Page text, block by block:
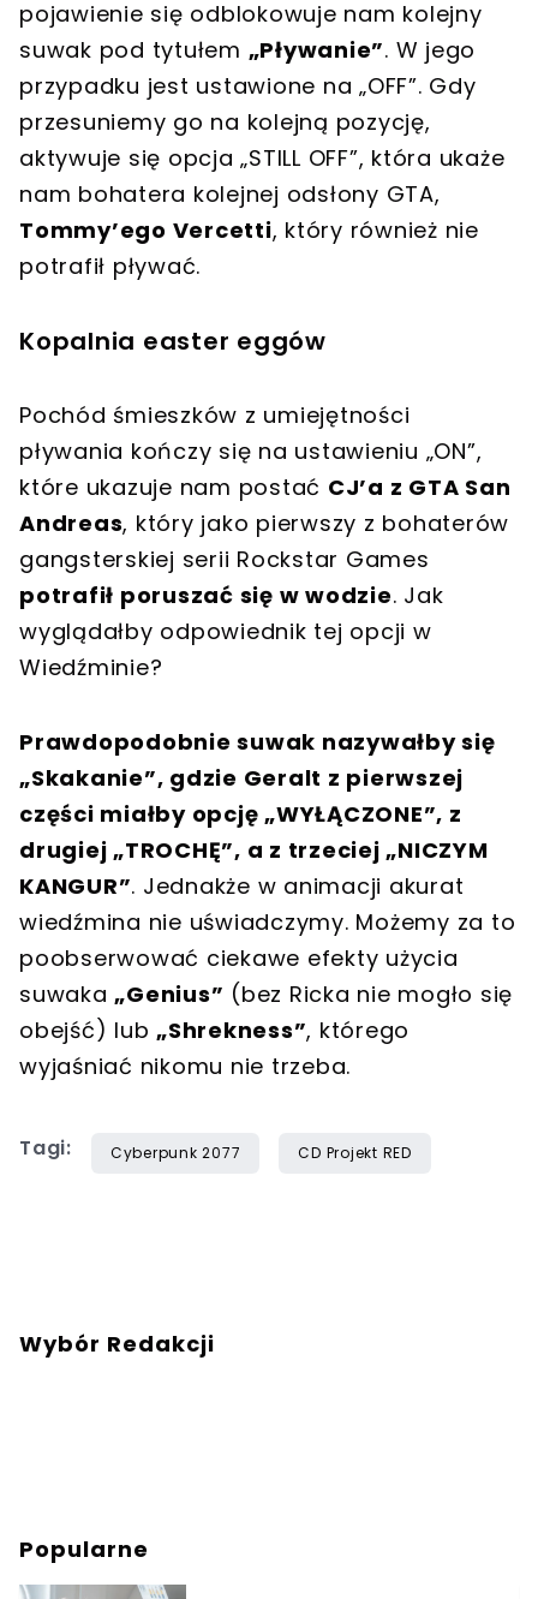
pojawienie się odblokowuje nam kolejny
suwak pod tytułem „Pływanie”. W jego
przypadku jest ustawione na „OFF”. Gdy
przesuniemy go na kolejną pozycję,
aktywuje się opcja „STILL OFF”, która ukaże
nam bohatera kolejnej odsłony GTA,
Tommy’ego Vercetti, który również nie
potrafił pływać.
Kopalnia easter eggów
Pochód śmieszków z umiejętności
pływania kończy się na ustawieniu „ON”,
które ukazuje nam postać CJ’a z GTA San
Andreas, który jako pierwszy z bohaterów
gangsterskiej serii Rockstar Games
potrafił poruszać się w wodzie. Jak
wyglądałby odpowiednik tej opcji w
Wiedźminie?
Prawdopodobnie suwak nazywałby się
„Skakanie”, gdzie Geralt z pierwszej
części miałby opcję „WYŁĄCZONE”, z
drugiej „TROCHĘ”, a z trzeciej „NICZYM
KANGUR”. Jednakże w animacji akurat
wiedźmina nie uświadczymy. Możemy za to
poobserwować ciekawe efekty użycia
suwaka „Genius” (bez Ricka nie mogło się
obejść) lub „Shrekness”, którego
wyjaśniać nikomu nie trzeba.
Tagi: Cyberpunk 2077 CD Projekt RED
Wybór Redakcji
Popularne